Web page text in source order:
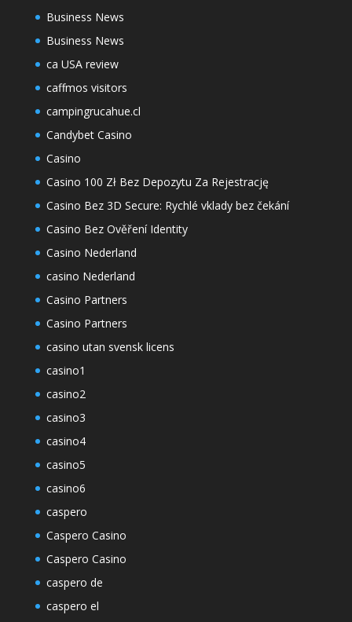
Business News
Business News
ca USA review
caffmos visitors
campingrucahue.cl
Candybet Casino
Casino
Casino 100 Zł Bez Depozytu Za Rejestrację
Casino Bez 3D Secure: Rychlé vklady bez čekání
Casino Bez Ověření Identity
Casino Nederland
casino Nederland
Casino Partners
Casino Partners
casino utan svensk licens
casino1
casino2
casino3
casino4
casino5
casino6
caspero
Caspero Casino
Caspero Casino
caspero de
caspero el